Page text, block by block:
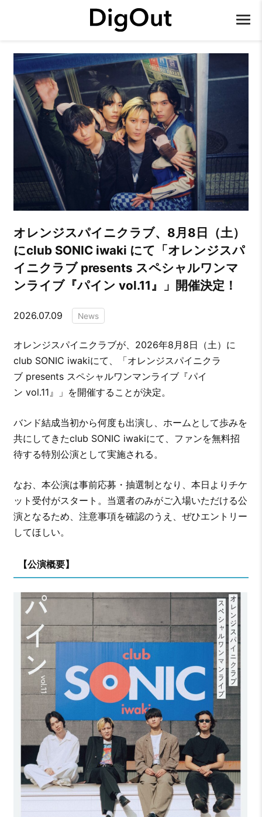
オレンジスパイニクラブ、8月8日（土）
にclub SONIC iwaki にて「オレンジスパ
イニクラブ presents スペシャルワンマ
ンライブ『パイン vol.11』」開催決定！
2026.07.09 News
オレンジスパイニクラブが、2026年8月8日（土）に
club SONIC iwakiにて、「オレンジスパイニクラ
ブ presents スペシャルワンマンライブ『パイ
ン vol.11』」を開催することが決定。
バンド結成当初から何度も出演し、ホームとして歩みを
共にしてきたclub SONIC iwakiにて、ファンを無料招
待する特別公演として実施される。
なお、本公演は事前応募・抽選制となり、本日よりチケ
ット受付がスタート。当選者のみがご入場いただける公
演となるため、注意事項を確認のうえ、ぜひエントリー
してほしい。
【公演概要】